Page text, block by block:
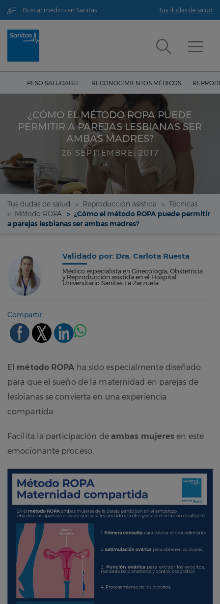
Buscar médico en Sanitas Tus dudas de salud
PESO SALUDABLE RECONOCIMIENTOS MÉDICOS
¿CÓMO EL MÉTODO ROPA PUEDE
PERMITIR A PAREJAS LESBIANAS SER
AMBAS MADRES?
26 SEPTIEMBRE, 2017
Tus dudas de salud Reproducción asistida
Técnicas
Método ROPA
¿Cómo el método ROPA puede permitir
a parejas lesbianas ser ambas madres?
Validado por: Dra. Carlota Ruesta
Médico especialista en Ginecología, Obstetricia
y Reproducción asistida en el Hospital
Universitario Sanitas La Zarzuela.
Compartir
El método ROPA ha sido especialmente diseñado
para que el sueño de la maternidad en parejas de
lesbianas se convierta en una experiencia
compartida.
Facilita la participación de ambas mujeres en este
emocionante proceso.